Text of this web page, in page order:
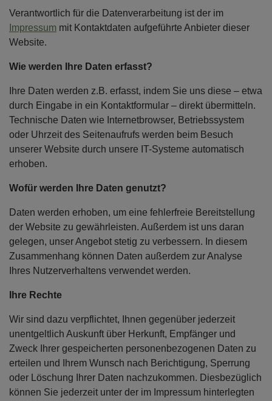
Verantwortlich für die Datenverarbeitung ist der im
Impressum mit Kontaktdaten aufgeführte Anbieter dieser
Website.
Wie werden Ihre Daten erfasst?
Ihre Daten werden z.B. erfasst, indem Sie uns diese – etwa
durch Eingabe in ein Kontaktformular – direkt übermitteln.
Technische Daten wie Internetbrowser, Betriebssystem
oder Uhrzeit des Seitenaufrufs werden beim Besuch
unserer Website durch unsere IT-Systeme automatisch
erhoben.
Wofür werden Ihre Daten genutzt?
Daten werden erhoben, um eine fehlerfreie Bereitstellung
der Website zu gewährleisten. Außerdem ist uns daran
gelegen, unser Angebot stetig zu verbessern. In diesem
Zusammenhang können Daten außerdem zur Analyse
Ihres Nutzerverhaltens verwendet werden.
Ihre Rechte
Wir sind dazu verpflichtet, Ihnen gegenüber jederzeit
unentgeltlich Auskunft über Herkunft, Empfänger und
Zweck Ihrer gespeicherten personenbezogenen Daten zu
erteilen und Ihrem Wunsch nach Berichtigung, Sperrung
oder Löschung Ihrer Daten nachzukommen. Diesbezüglich
können Sie jederzeit unter der im Impressum hinterlegten